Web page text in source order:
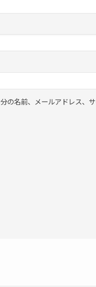
名前、メールアドレス、サ